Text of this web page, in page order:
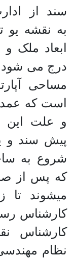
سند از
ابعاد ملک
درج می شود
مساحی
است که
و علت این
پیش سند و
شروع به
که پس از
میشوند تا
کارشناس
کارشناس
نظام